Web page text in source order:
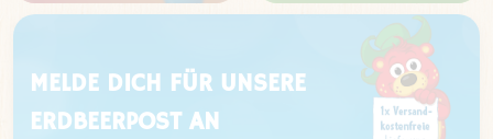
MELDE DICH FÜR UNSERE
ERDBEERPOST AN